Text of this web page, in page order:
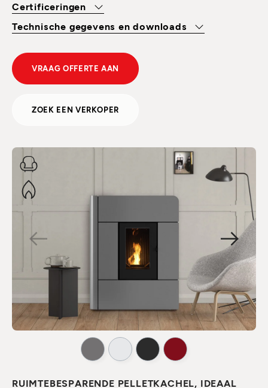
Certificeringen
Technische gegevens en downloads
VRAAG OFFERTE AAN
ZOEK EEN VERKOPER
RUIMTEBESPARENDE PELLETKACHEL, IDEAAL